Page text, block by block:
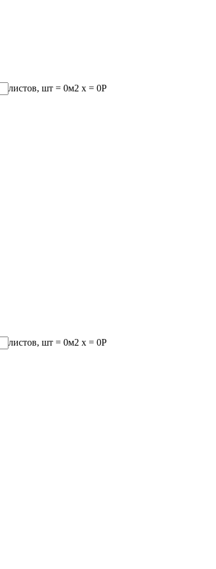
листов, шт = 0м2 x = 0Р
листов, шт = 0м2 x = 0Р